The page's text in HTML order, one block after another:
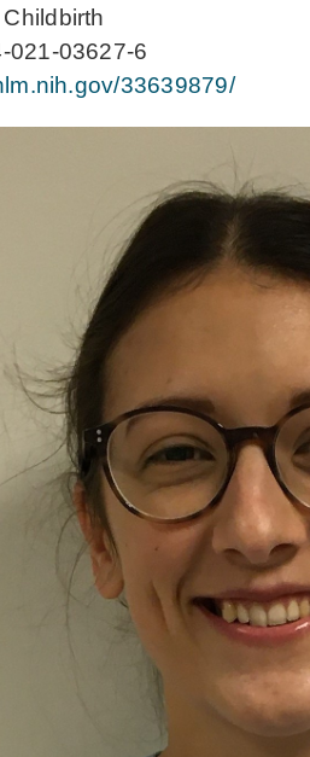
021-03627-6
33639879/